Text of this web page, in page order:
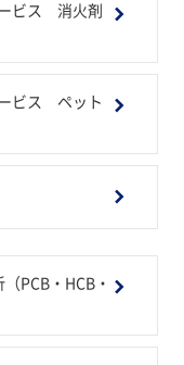
ビス 消火剤
ビス ペット
PCB・HCB・